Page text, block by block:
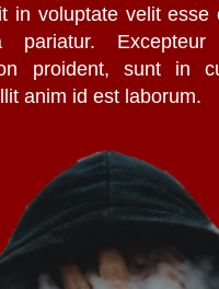
in voluptate velit esse
pariatur.
proident, sunt in
anim id est laborum.